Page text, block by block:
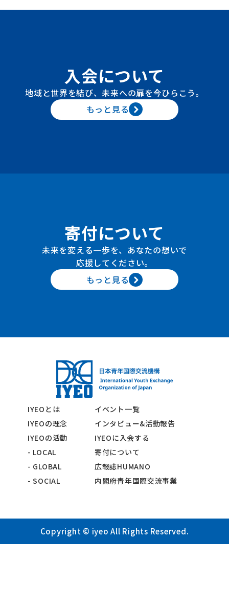
入会について
地域と世界を結び、未来への扉を今ひらこう。
もっと見る
寄付について
未来を変える一歩を、あなたの想いで
応援してください。
もっと見る
IYEOとは
イベント一覧
IYEOの理念
インタビュー&活動報告
IYEOの活動
IYEOに入会する
- LOCAL
寄付について
- GLOBAL
広報誌HUMANO
- SOCIAL
内閣府青年国際交流事業
Copyright © iyeo All Rights Reserved.